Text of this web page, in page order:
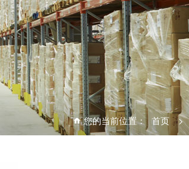
您的当前位置： 首页 >